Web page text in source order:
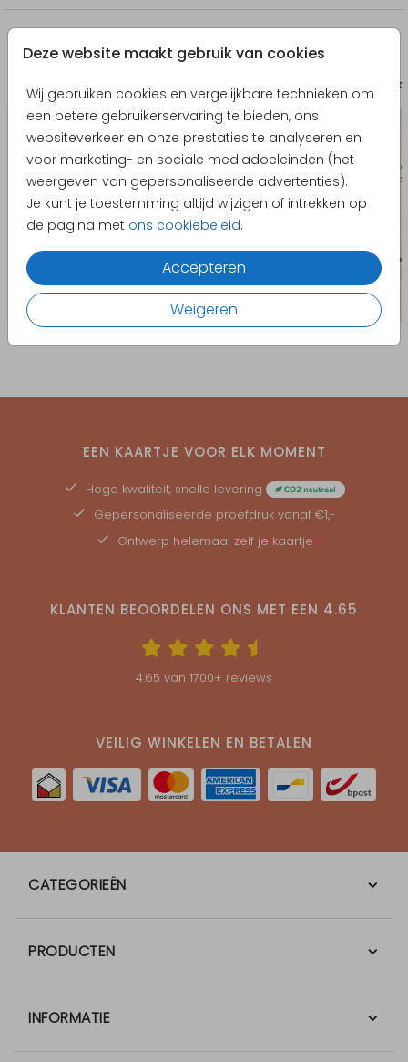
Deze website maakt gebruik van cookies
Wij gebruiken cookies en vergelijkbare technieken om
een betere gebruikerservaring te bieden, ons
websiteverkeer en onze prestaties te analyseren en
voor marketing- en sociale mediadoeleinden (het
weergeven van gepersonaliseerde advertenties).
Je kunt je toestemming altijd wijzigen of intrekken op
de pagina met ons cookiebeleid.
Accepteren
Weigeren
Nog meer in deze stijl
EEN KAARTJE VOOR ELK MOMENT
Hoge kwaliteit, snelle levering
Gepersonaliseerde proefdruk vanaf €1,-
Ontwerp helemaal zelf je kaartje
KLANTEN BEOORDELEN ONS MET EEN 4.65
4.65 van 1700+ reviews
VEILIG WINKELEN EN BETALEN
CATEGORIEËN
PRODUCTEN
INFORMATIE